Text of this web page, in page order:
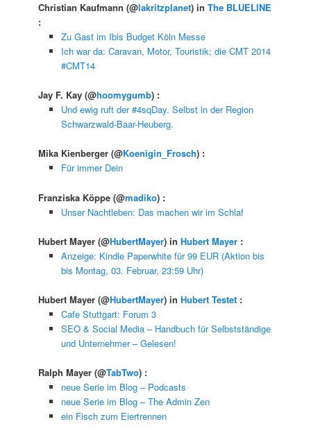
Christian Kaufmann(@lakritzplanet) inThe BLUELINE
:
Zu Gast im Ibis Budget Köln Messe
Ich war da: Caravan, Motor, Touristik; die CMT 2014
#CMT14
Jay F. Kay(@hoomygumb) :
Und ewig ruft der #4sqDay. Selbst in der Region
Schwarzwald-Baar-Heuberg.
Mika Kienberger(@Koenigin_Frosch) :
Für immer Dein
Franziska Köppe(@madiko) :
Unser Nachtleben: Das machen wir im Schlaf
Hubert Mayer(@HubertMayer) inHubert Mayer :
Anzeige: Kindle Paperwhite für 99 EUR (Aktion bis
bis Montag, 03. Februar, 23:59 Uhr)
Hubert Mayer(@HubertMayer) inHubert Testet :
Cafe Stuttgart: Forum 3
SEO & Social Media – Handbuch für Selbstständige
und Unternehmer – Gelesen!
Ralph Mayer(@TabTwo) :
neue Serie im Blog – Podcasts
neue Serie im Blog – The Admin Zen
ein Fisch zum Eiertrennen